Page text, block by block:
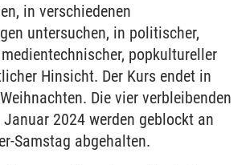
in verschiedenen
untersuchen, in politischer,
popkultureller
Hinsicht. Der Kurs endet in
Die vier verbleibenden
2024 werden geblockt an
Samstag abgehalten.